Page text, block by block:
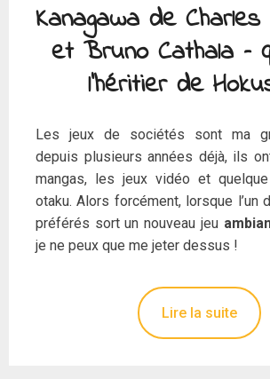
Kanagawa de Charles
et Bruno Cathala –
l’héritier de
Les jeux de sociétés sont ma
depuis plusieurs années déjà, ils
mangas, les jeux vidéo et
otaku. Alors forcément, lorsque l’un
préférés sort un nouveau jeu
je ne peux que me jeter dessus !
Lire la suite